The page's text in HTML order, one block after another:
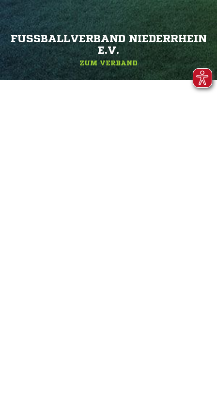
FUSSBALLVERBAND NIEDERRHEIN E
.V.
ZUM VERBAND